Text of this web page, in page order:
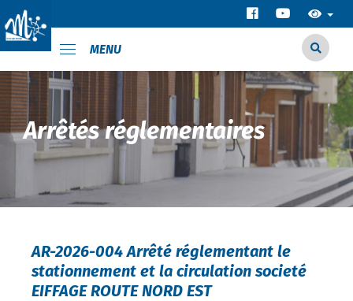
MENU
Arrêtés réglementaires
AR-2026-004 Arrêté réglementant le
stationnement et la circulation societé
EIFFAGE ROUTE NORD EST